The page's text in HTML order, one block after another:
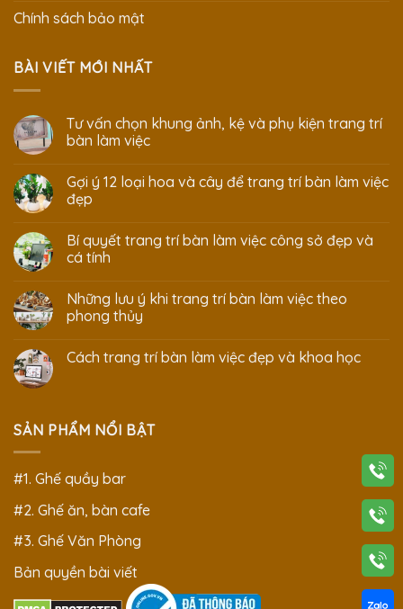
Chính sách bảo mật
BÀI VIẾT MỚI NHẤT
Tư vấn chọn khung ảnh, kệ và phụ kiện trang trí
bàn làm việc
Gợi ý 12 loại hoa và cây để trang trí bàn làm việc
đẹp
Bí quyết trang trí bàn làm việc công sở đẹp và
cá tính
Những lưu ý khi trang trí bàn làm việc theo
phong thủy
Cách trang trí bàn làm việc đẹp và khoa học
SẢN PHẨM NỔI BẬT
#1. Ghế quầy bar
#2. Ghế ăn, bàn cafe
#3. Ghế Văn Phòng
Bản quyền bài viết